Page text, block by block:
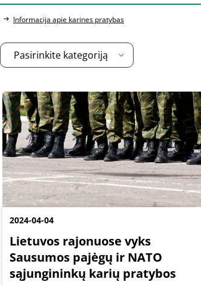
Informacija apie karines pratybas
Pasirinkite kategoriją
2024-04-04
Lietuvos rajonuose vyks
Sausumos pajėgų ir NATO
sąjungininkų karių pratybos